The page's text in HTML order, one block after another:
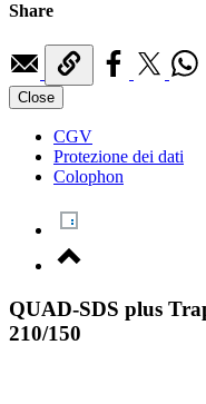
Share
Close
CGV
Protezione dei dati
Colophon
QUAD-SDS plus
210/150